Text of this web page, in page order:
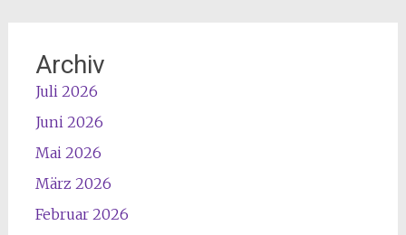
Archiv
Juli 2026
Juni 2026
Mai 2026
März 2026
Februar 2026